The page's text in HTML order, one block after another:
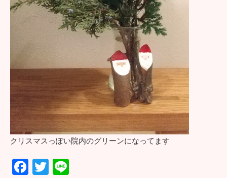
クリスマスっぽい院内のグリーンになってます
F T